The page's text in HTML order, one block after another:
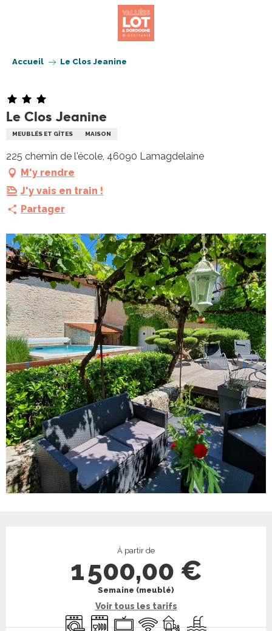
Accueil Le Clos Jeanine
Le Clos Jeanine
MEUBLÉS ET GÎTES MAISON
225 chemin de l'école, 46090 Lamagdelaine
M'y rendre
J'y vais en train !
Partager
À partir de
1 500,00 €
Semaine (meublé)
Voir tous les tarifs
Lave lingeLave vaisselle
Télévision
WiFi Jeux pour enfants /
Piscine